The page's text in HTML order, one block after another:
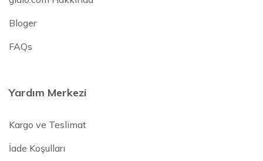
Bloger
FAQs
Yardım Merkezi
Kargo ve Teslimat
İade Koşulları